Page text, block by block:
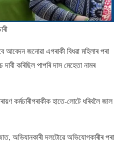
জনােৱা এগৰাকী বিধৱা মহিলাৰ পৰা
কৰিছিল পাপৰি দাস মেহেতা নামৰ
কৰ্মচাৰীগৰাকীক হাতে-লােটে ধৰিবলৈ জাল
অভিযানকাৰী দলটােৱে অভিযোগকাৰীৰ পৰা